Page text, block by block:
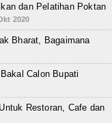
dan Pelatihan Poktan
2020
Bharat, Bagaimana
Calon Bupati
Restoran, Cafe dan